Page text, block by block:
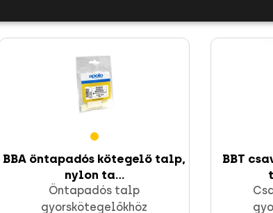
BBA öntapadós kötegelő talp,
nylon ta...
Öntapadós talp
gyorskötegelőkhöz
BBT